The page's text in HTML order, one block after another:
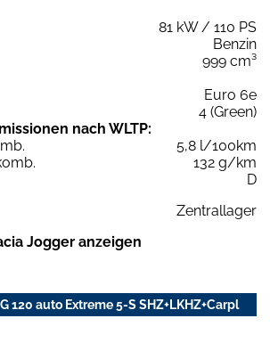
81 kW / 110 PS
Benzin
999 cm³
Euro 6e
4 (Green)
nach WLTP:
5,8 l/100km
132 g/km
D
Zentrallager
Jogger anzeigen
120 auto Extreme 5-S SHZ+LKHZ+Carpl